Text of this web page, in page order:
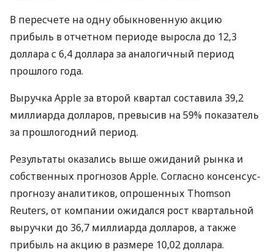
В пересчете на одну обыкновенную акцию
прибыль в отчетном периоде выросла до 12,3
доллара с 6,4 доллара за аналогичный период
прошлого года.
Выручка Apple за второй квартал составила 39,2
миллиарда долларов, превысив на 59% показатель
за прошлогодний период.
Результаты оказались выше ожиданий рынка и
собственных прогнозов Apple. Согласно консенсус-
прогнозу аналитиков, опрошенных Thomson
Reuters, от компании ожидался рост квартальной
выручки до 36,7 миллиарда долларов, а также
прибыль на акцию в размере 10,02 доллара.